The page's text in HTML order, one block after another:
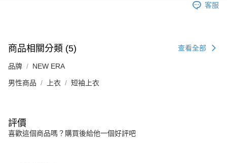
客服
商品相關分類 (5) 查看全部
品牌 NEW ERA
男性商品 上衣 短袖上衣
評價
喜歡這個商品嗎？購買後給他一個好評吧